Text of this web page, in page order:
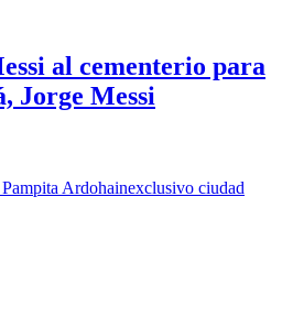
al cementerio para
Jorge Messi
Ardohainexclusivo ciudad